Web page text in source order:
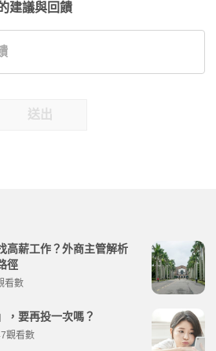
建議與回饋
送出
高薪工作？外商主管解析
徑
看數
，要再投一次嗎？
觀看數